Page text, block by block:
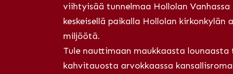
viihtyisää tunnelmaa Hollolan Vanhassa
keskeisellä paikalla Hollolan kirkonkylän
miljöötä.
Tule nauttimaan maukkaasta
kahvitauosta arvokkaassa